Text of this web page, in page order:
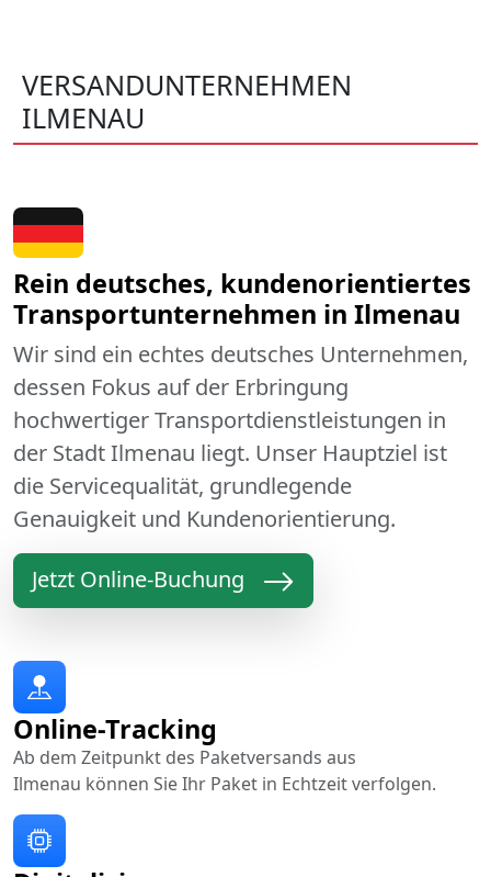
VERSANDUNTERNEHMEN
ILMENAU
Rein deutsches, kundenorientiertes
Transportunternehmen in Ilmenau
Wir sind ein echtes deutsches Unternehmen,
dessen Fokus auf der Erbringung
hochwertiger Transportdienstleistungen in
der Stadt Ilmenau liegt. Unser Hauptziel ist
die Servicequalität, grundlegende
Genauigkeit und Kundenorientierung.
Jetzt Online-Buchung
Online-Tracking
Ab dem Zeitpunkt des Paketversands aus
Ilmenau können Sie Ihr Paket in Echtzeit verfolgen.